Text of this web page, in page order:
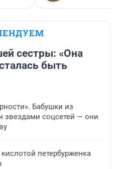
сестры: «Она
быть
Бабушки из
звездами соцсетей — они
петербурженка